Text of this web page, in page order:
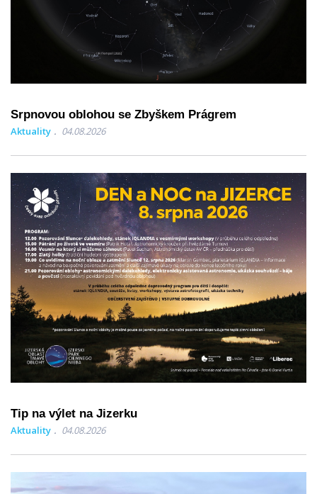
Srpnovou oblohou se Zbyškem Prágrem
Aktuality 04.08.2026
Tip na výlet na Jizerku
Aktuality 04.08.2026